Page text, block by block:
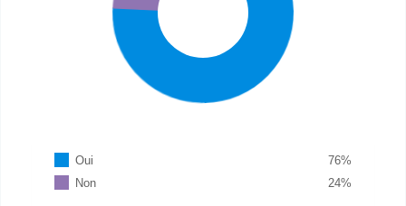
Oui %
76
Non
%
24